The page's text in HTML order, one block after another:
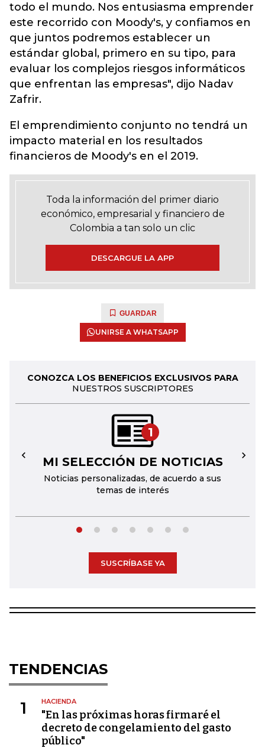
todo el mundo. Nos entusiasma emprender
este recorrido con Moody's, y confiamos en
que juntos podremos establecer un
estándar global, primero en su tipo, para
evaluar los complejos riesgos informáticos
que enfrentan las empresas", dijo Nadav
Zafrir.
El emprendimiento conjunto no tendrá un
impacto material en los resultados
financieros de Moody's en el 2019.
Toda la información del primer diario
económico, empresarial y financiero de
Colombia a tan solo un clic
DESCARGUE LA APP
GUARDAR
UNIRSE A WHATSAPP
CONOZCA LOS BENEFICIOS EXCLUSIVOS PARA
NUESTROS SUSCRIPTORES
1
MI SELECCIÓN DE NOTICIAS
Noticias personalizadas, de acuerdo a sus
temas de interés
← →
SUSCRÍBASE YA
TENDENCIAS
1 HACIENDA
"En las próximas horas firmaré el
decreto de congelamiento del gasto
público"